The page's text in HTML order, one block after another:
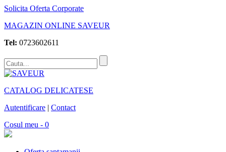
Solicita Oferta Corporate
MAGAZIN ONLINE SAVEUR
Tel: 0723602611
CATALOG DELICATESE
Autentificare | Contact
Cosul meu - 0